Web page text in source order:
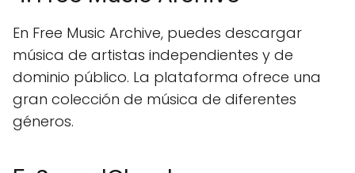
En Free Music Archive, puedes descargar
música de artistas independientes y de
dominio público. La plataforma ofrece una
gran colección de música de diferentes
géneros.